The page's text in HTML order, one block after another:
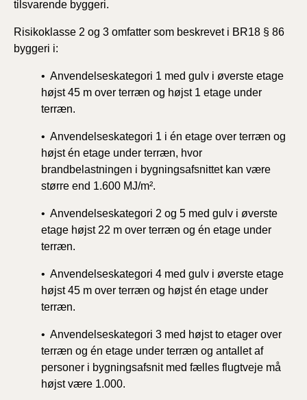
tilsvarende byggeri.
Risikoklasse 2 og 3 omfatter som beskrevet i BR18 § 86
byggeri i:
• Anvendelseskategori 1 med gulv i øverste etage
højst 45 m over terræn og højst 1 etage under
terræn.
• Anvendelseskategori 1 i én etage over terræn og
højst én etage under terræn, hvor
brandbelastningen i bygningsafsnittet kan være
større end 1.600 MJ/m².
• Anvendelseskategori 2 og 5 med gulv i øverste
etage højst 22 m over terræn og én etage under
terræn.
• Anvendelseskategori 4 med gulv i øverste etage
højst 45 m over terræn og højst én etage under
terræn.
• Anvendelseskategori 3 med højst to etager over
terræn og én etage under terræn og antallet af
personer i bygningsafsnit med fælles flugtveje må
højst være 1.000.